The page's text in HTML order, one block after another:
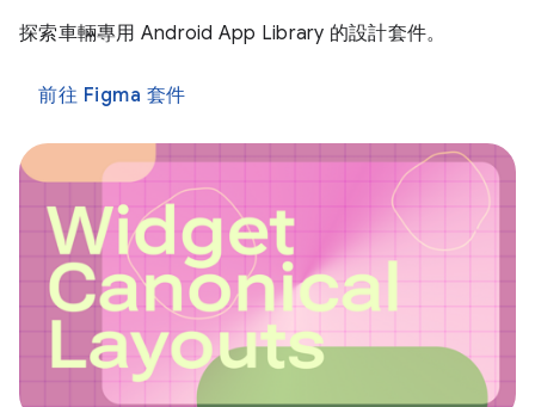
探索車輛專用 Android App Library 的設計套件。
前往 Figma 套件